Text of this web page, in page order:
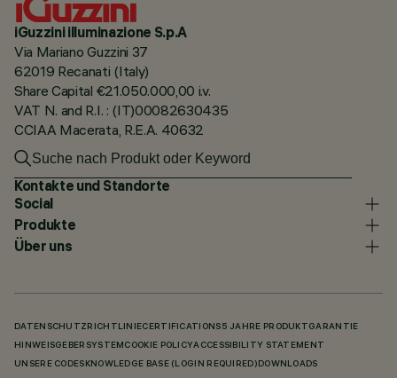
iGuzzini illuminazione S.p.A
Via Mariano Guzzini 37
62019 Recanati (Italy)
Share Capital €21.050.000,00 i.v.
VAT N. and R.I. : (IT)00082630435
CCIAA Macerata, R.E.A. 40632
Kontakte und Standorte
Social
Produkte
Über uns
DATENSCHUTZRICHTLINIECERTIFICATIONS 5 JAHRE PRODUKTGARANTIE
HINWEISGEBERSYSTEM COOKIE POLICYACCESSIBILITY STATEMENT
UNSERE CODES KNOWLEDGE BASE (LOGIN REQUIRED) DOWNLOADS